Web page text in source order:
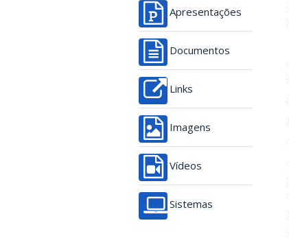
Apresentações
Documentos
Links
Imagens
Vídeos
Sistemas